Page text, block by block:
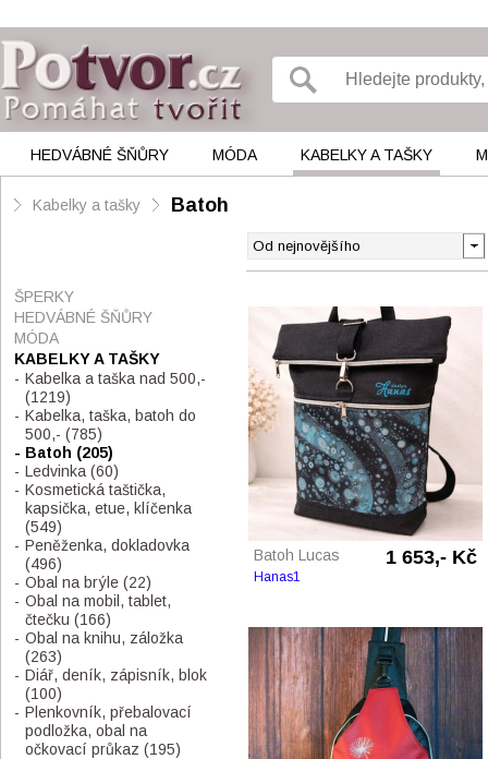
HEDVÁBNÉ ŠŇŮRY MÓDA KABELKY A TAŠKY
Kabelky a tašky Batoh
Batoh Lucas 1 653,- Kč
Hanas1
ŠPERKY
HEDVÁBNÉ ŠŇŮRY
MÓDA
KABELKY A TAŠKY
Kabelka a taška nad 500,-
(1219)
Kabelka, taška, batoh do
500,- (785)
Batoh (205)
Ledvinka (60)
Kosmetická taštička,
kapsička, etue, klíčenka
(549)
Peněženka, dokladovka
(496)
Obal na brýle (22)
Obal na mobil, tablet,
čtečku (166)
Obal na knihu, záložka
(263)
Diář, deník, zápisník, blok
(100)
Plenkovník, přebalovací
podložka, obal na
očkovací průkaz (195)